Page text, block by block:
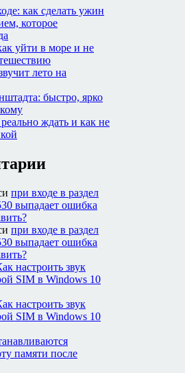
как сделать ужин
которое
уйти в море и не
лето на
быстро, ярко
ждать и как не
при входе в раздел
выпадает ошибка
при входе в раздел
выпадает ошибка
настроить звук
SIM в Windows 10
настроить звук
SIM в Windows 10
памяти после